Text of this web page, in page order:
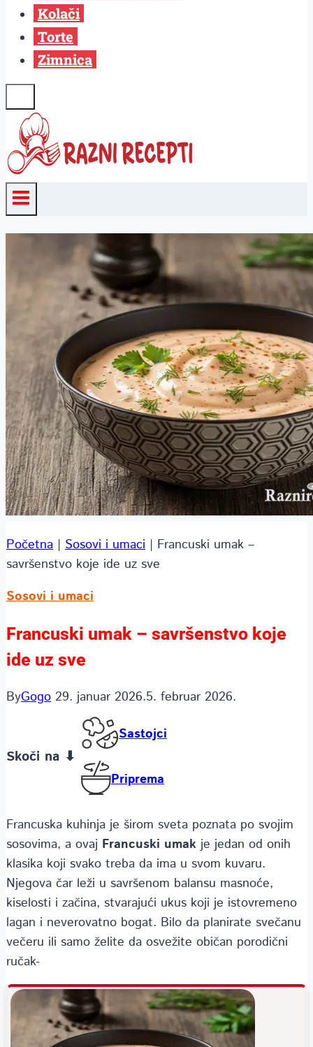
Kolači
Torte
Zimnica
Početna | Sosovi i umaci | Francuski umak –
savršenstvo koje ide uz sve
Sosovi i umaci
Francuski umak – savršenstvo koje
ide uz sve
ByGogo 29. januar 2026.5. februar 2026.
Skoči na ⬇
Sastojci
Priprema
Francuska kuhinja je širom sveta poznata po svojim
sosovima, a ovaj Francuski umak je jedan od onih
klasika koji svako treba da ima u svom kuvaru.
Njegova čar leži u savršenom balansu masnoće,
kiselosti i začina, stvarajući ukus koji je istovremeno
lagan i neverovatno bogat. Bilo da planirate svečanu
večeru ili samo želite da osvežite običan porodični
ručak-